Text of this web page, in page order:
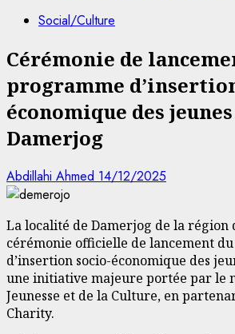
Social/Culture
Cérémonie de
programme
économique des
Damerjog
Abdillahi Ahmed 14/12/2025
La localité de Damerjog de la région
cérémonie officielle de lancement
d’insertion socio-économique des
une initiative majeure portée par le
Jeunesse et de la Culture, en
Charity.